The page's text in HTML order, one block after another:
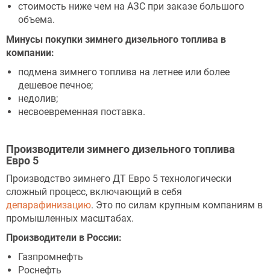
стоимость ниже чем на АЗС при заказе большого
объема.
Минусы покупки зимнего дизельного топлива в
компании:
подмена зимнего топлива на летнее или более
дешевое печное;
недолив;
несвоевременная поставка.
Производители зимнего дизельного топлива
Евро 5
Производство зимнего ДТ Евро 5 технологически
сложный процесс, включающий в себя
депарафинизацию. Это по силам крупным компаниям в
промышленных масштабах.
Производители в России:
Газпромнефть
Роснефть